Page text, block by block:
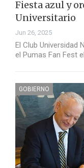
Fiesta azul y
Universitario
Jun 26, 2025
El Club Universidad
el Pumas Fan Fest
GOBIERNO